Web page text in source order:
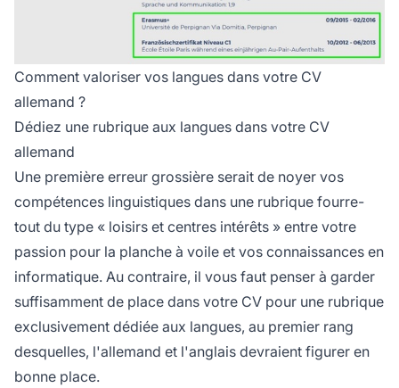
Comment valoriser vos langues dans votre CV
allemand ?
Dédiez une rubrique aux langues dans votre CV
allemand
Une première erreur grossière serait de noyer vos
compétences linguistiques dans une rubrique fourre-
tout du type « loisirs et centres intérêts » entre votre
passion pour la planche à voile et vos connaissances en
informatique. Au contraire, il vous faut penser à garder
suffisamment de place dans votre CV pour une rubrique
exclusivement dédiée aux langues, au premier rang
desquelles, l'allemand et l'anglais devraient figurer en
bonne place.